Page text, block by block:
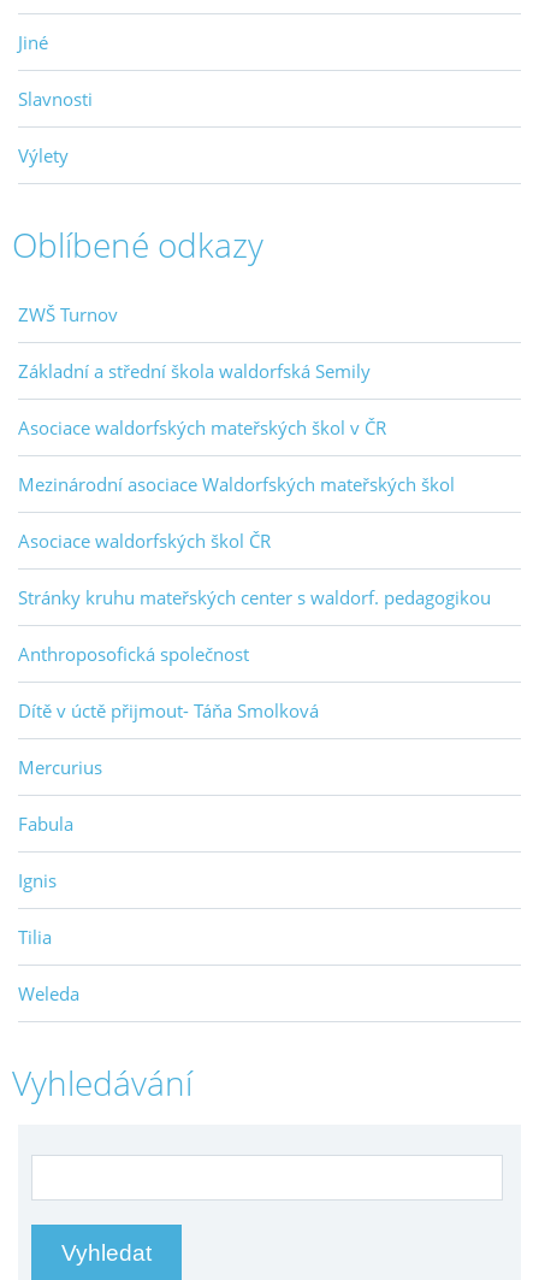
Jiné
Slavnosti
Výlety
Oblíbené odkazy
ZWŠ Turnov
Základní a střední škola waldorfská Semily
Asociace waldorfských mateřských škol v ČR
Mezinárodní asociace Waldorfských mateřských škol
Asociace waldorfských škol ČR
Stránky kruhu mateřských center s waldorf. pedagogikou
Anthroposofická společnost
Dítě v úctě přijmout- Táňa Smolková
Mercurius
Fabula
Ignis
Tilia
Weleda
Vyhledávání